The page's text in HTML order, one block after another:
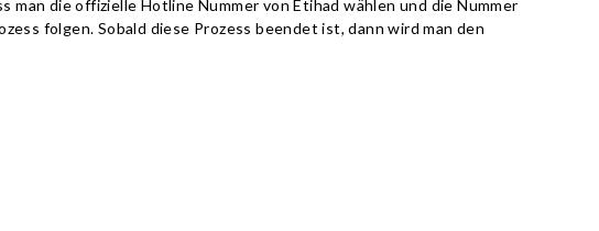
die offizielle Hotline Nummer von Etihad wählen und die Nummer
folgen. Sobald diese Prozess beendet ist, dann wird man den